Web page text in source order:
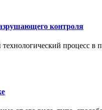
контроля
процесс в